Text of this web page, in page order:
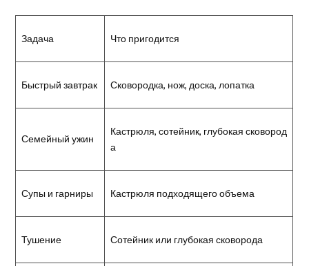
Задача Что пригодится
Быстрый завтрак Сковородка, нож, доска, лопатка
Семейный ужин
Кастрюля, сотейник, глубокая сковород
а
Супы и гарниры Кастрюля подходящего объема
Тушение Сотейник или глубокая сковорода